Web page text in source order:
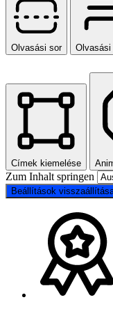
Olvasási sor
Címek kiemelése
Zum Inhalt springen
Beállítások